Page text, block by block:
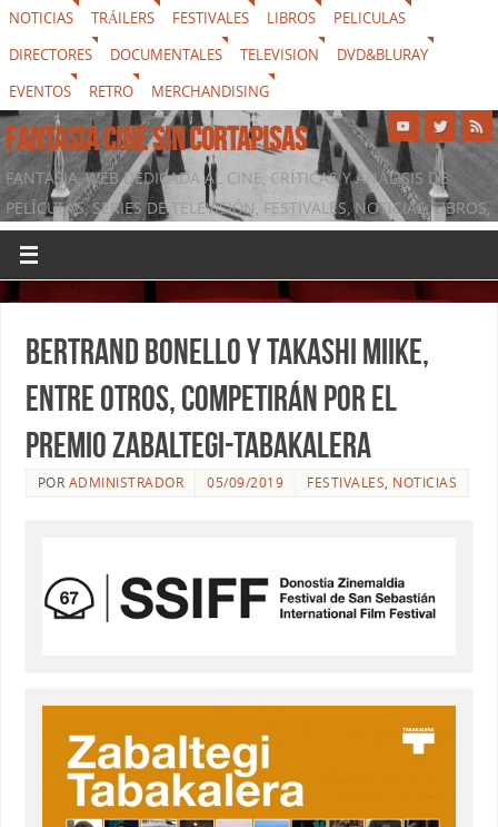
NOTICIAS TRÁILERS FESTIVALES LIBROS
PELICULAS
DIRECTORES
DOCUMENTALES TELEVISION
DVD&BLURAY
EVENTOS
RETRO MERCHANDISING
FANTASIA CINE SIN CORTAPISAS
FANTASIA, WEB DEDICADA AL CINE, CRÍTICAS Y ANÁLISIS DE
PELÍCULAS, SERIES DE TELEVISIÓN, FESTIVALES, NOTICIAS, LIBROS,
DVD & BLURAY, MERCHANDISING Y TODO LO QUE RODEA AL
SÉPTIMO ARTE
Bertrand Bonello y Takashi Miike,
entre otros, competirán por el
Premio Zabaltegi-Tabakalera
POR ADMINISTRADOR 05/09/2019 FESTIVALES, NOTICIAS